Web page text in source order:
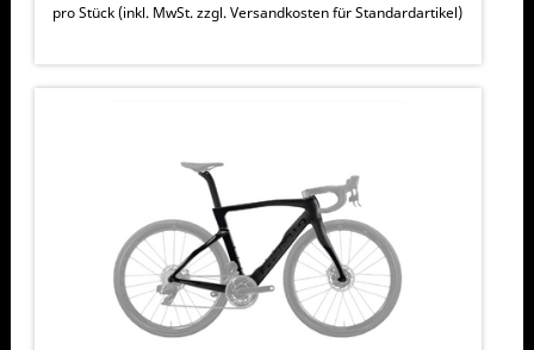
pro Stück (inkl. MwSt. zzgl.Versandkosten für Standardartikel)